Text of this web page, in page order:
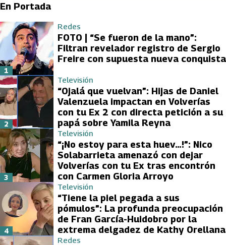
En Portada
Redes
FOTO | “Se fueron de la mano”:
Filtran revelador registro de Sergio
Freire con supuesta nueva conquista
1
Televisión
“Ojalá que vuelvan”: Hijas de Daniel
Valenzuela impactan en Volverías
con tu Ex 2 con directa petición a su
papá sobre Yamila Reyna
2
Televisión
“¡No estoy para esta huev…!”: Nico
Solabarrieta amenazó con dejar
Volverías con tu Ex tras encontrón
con Carmen Gloria Arroyo
3
Televisión
“Tiene la piel pegada a sus
pómulos”: La profunda preocupación
de Fran García-Huidobro por la
extrema delgadez de Kathy Orellana
4
Redes